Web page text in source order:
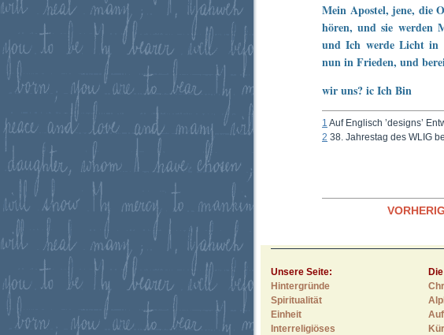
Mein Apostel, jene, die
hören, und sie werden
und Ich werde Licht in
nun in Frieden, und
wir uns? ic Ich Bin
1 Auf Englisch ’designs’
2 38. Jahrestag des WLIG
Unsere Seite:
Hintergründe
Spiritualität
Einheit
Interreligiöses